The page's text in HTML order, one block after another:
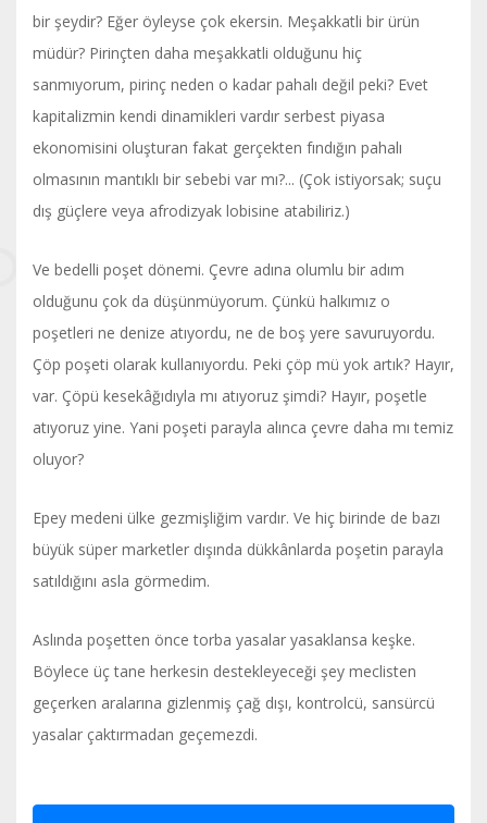
bir şeydir? Eğer öyleyse çok ekersin. Meşakkatli bir ürün
müdür? Pirinçten daha meşakkatli olduğunu hiç
sanmıyorum, pirinç neden o kadar pahalı değil peki? Evet
kapitalizmin kendi dinamikleri vardır serbest piyasa
ekonomisini oluşturan fakat gerçekten fındığın pahalı
olmasının mantıklı bir sebebi var mı?... (Çok istiyorsak; suçu
dış güçlere veya afrodizyak lobisine atabiliriz.)
Ve bedelli poşet dönemi. Çevre adına olumlu bir adım
olduğunu çok da düşünmüyorum. Çünkü halkımız o
poşetleri ne denize atıyordu, ne de boş yere savuruyordu.
Çöp poşeti olarak kullanıyordu. Peki çöp mü yok artık? Hayır,
var. Çöpü kesekâğıdıyla mı atıyoruz şimdi? Hayır, poşetle
atıyoruz yine. Yani poşeti parayla alınca çevre daha mı temiz
oluyor?
Epey medeni ülke gezmişliğim vardır. Ve hiç birinde de bazı
büyük süper marketler dışında dükkânlarda poşetin parayla
satıldığını asla görmedim.
Aslında poşetten önce torba yasalar yasaklansa keşke.
Böylece üç tane herkesin destekleyeceği şey meclisten
geçerken aralarına gizlenmiş çağ dışı, kontrolcü, sansürcü
yasalar çaktırmadan geçemezdi.